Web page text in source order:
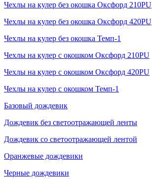
Чехлы на кулер без окошка Оксфорд 210PU
Чехлы на кулер без окошка Оксфорд 420PU
Чехлы на кулер без окошка Темп-1
Чехлы на кулер с окошком Оксфорд 210PU
Чехлы на кулер с окошком Оксфорд 420PU
Чехлы на кулер с окошком Темп-1
Базовый дождевик
Дождевик без светоотражающей ленты
Дождевик со светоотражающей лентой
Оранжевые дождевики
Черные дождевики